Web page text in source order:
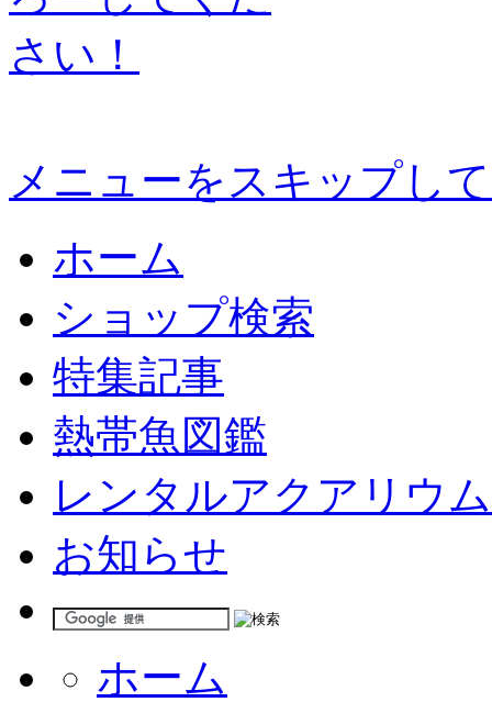
メニューをスキップし
ホーム
ショップ検索
特集記事
熱帯魚図鑑
レンタルアクアリウム
お知らせ
ホーム